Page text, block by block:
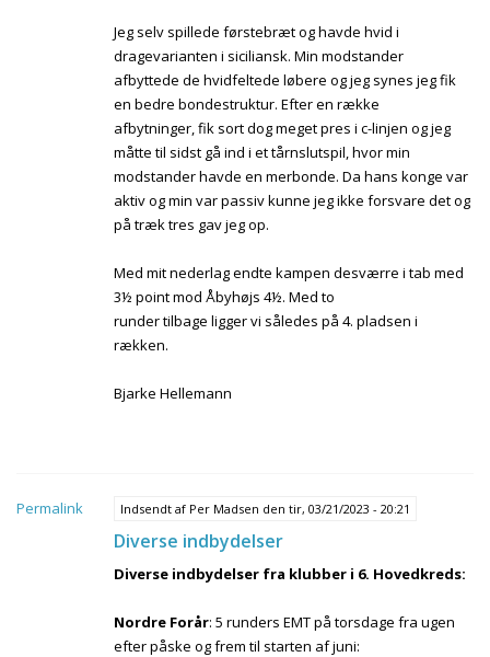
Jeg selv spillede førstebræt og havde hvid i
dragevarianten i siciliansk. Min modstander
afbyttede de hvidfeltede løbere og jeg synes jeg fik
en bedre bondestruktur. Efter en række
afbytninger, fik sort dog meget pres i c-linjen og jeg
måtte til sidst gå ind i et tårnslutspil, hvor min
modstander havde en merbonde. Da hans konge var
aktiv og min var passiv kunne jeg ikke forsvare det og
på træk tres gav jeg op.
Med mit nederlag endte kampen desværre i tab med
3½ point mod Åbyhøjs 4½. Med to
runder tilbage ligger vi således på 4. pladsen i
rækken.
Bjarke Hellemann
Permalink Indsendt af Per Madsen den tir, 03/21/2023 - 20:21
Diverse indbydelser
Diverse indbydelser fra klubber i 6. Hovedkreds:
Nordre Forår: 5 runders EMT på torsdage fra ugen
efter påske og frem til starten af juni: